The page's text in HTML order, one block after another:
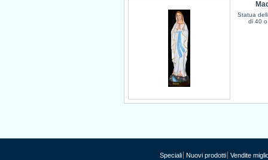
Statua
di 40
Speciali Nuovi prodotti Vendite